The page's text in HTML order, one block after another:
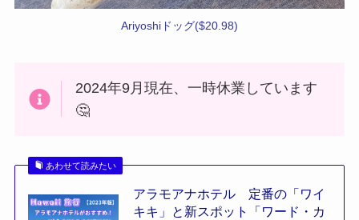
Ariyoshiドッグ($20.98)
2024年9月現在、一時休業しています
🤔
あわせて読みたい
アラモアナホテル 定番の「ワイ
キキ」と新スポット「ワード・カ